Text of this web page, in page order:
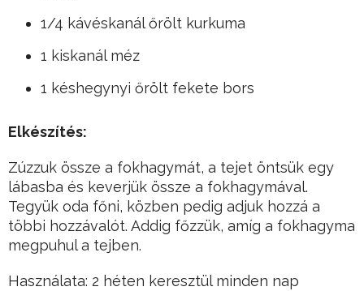
1/4 kávéskanál őrölt kurkuma
1 kiskanál méz
1 késhegynyi őrölt fekete bors
Elkészítés:
Zúzzuk össze a fokhagymát, a tejet öntsük egy
lábasba és keverjük össze a fokhagymával.
Tegyük oda főni, közben pedig adjuk hozzá a
többi hozzávalót. Addig főzzük, amíg a fokhagyma
megpuhul a tejben.
Használata: 2 héten keresztül minden nap